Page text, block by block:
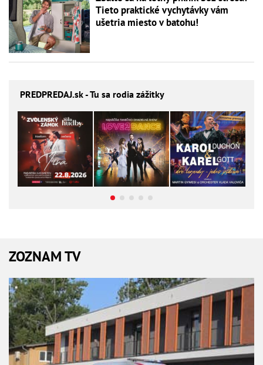
Tieto praktické vychytávky vám
ušetria miesto v batohu!
PREDPREDAJ.sk - Tu sa rodia zážitky
ZOZNAM TV